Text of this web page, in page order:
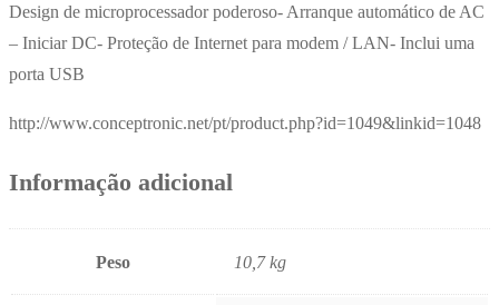
Design de microprocessador poderoso- Arranque automático de AC
– Iniciar DC- Proteção de Internet para modem / LAN- Inclui uma
porta USB
http://www.conceptronic.net/pt/product.php?id=1049&linkid=1048
Informação adicional
Peso 10,7 kg